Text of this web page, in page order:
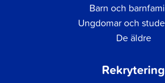
Barn och
Ungdomar och
De äldre
Rekrytering